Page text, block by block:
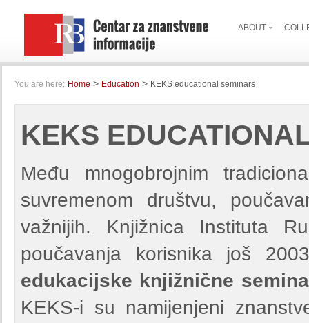
ABOUT
You are here: Home > Education > KEKS educational seminars
KEKS
Među mnogobrojnim
suvremenom društvu,
važnijih. Knjižnica Instituta
poučavanja korisnika još
edukacijske knjižnične
KEKS-i su namijenjeni